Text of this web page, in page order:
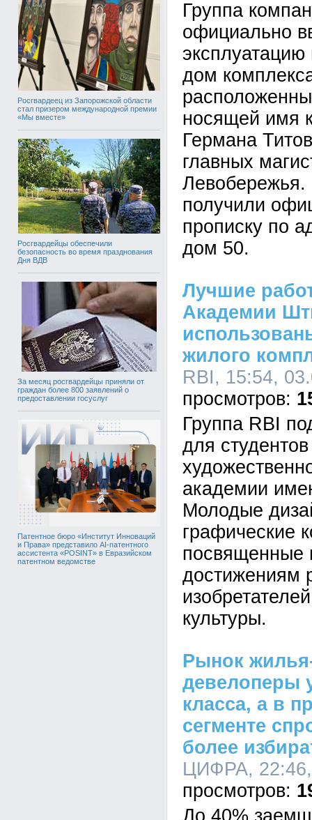
Росгвардеец из Запорожской области
стал призером международной премии
«Мы вместе»
Росгвардейцы обеспечили
безопасность во время празднования
Дня ВДВ
За месяц росгвардейцы приняли от
граждан более 800 заявлений о
предоставлении госуслуг
Патентное бюро «Институт Инноваций
и Права» представило AI-патентного
ассистента «POSINT» в Евразийском
патентном ведомстве
Группа
официально
дом
носящей имя
Германа
главных
Левобережья.
получили
прописку по
дом 50.
Лучшие
Академии
жилого
RBI, 15:54,
Группа RBI
для
академии
Молодые
графические
достижениям
культуры.
Рынок
девелоперы
класса, а в
сегменте
более
ЦИФРА,
До 40%